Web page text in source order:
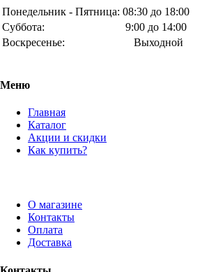
Понедельник - Пятница: 08:30 до 18:00
Суббота:
9:00 до 14:00
Воскресенье:
Выходной
Меню
Главная
Каталог
Акции и скидки
Как купить?
О магазине
Контакты
Оплата
Доставка